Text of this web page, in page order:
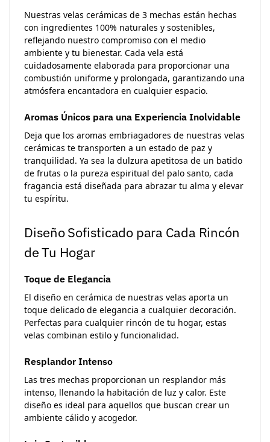
Nuestras velas cerámicas de 3 mechas están hechas
con ingredientes 100% naturales y sostenibles,
reflejando nuestro compromiso con el medio
ambiente y tu bienestar. Cada vela está
cuidadosamente elaborada para proporcionar una
combustión uniforme y prolongada, garantizando una
atmósfera encantadora en cualquier espacio.
Aromas Únicos para una Experiencia Inolvidable
Deja que los aromas embriagadores de nuestras velas
cerámicas te transporten a un estado de paz y
tranquilidad. Ya sea la dulzura apetitosa de un batido
de frutas o la pureza espiritual del palo santo, cada
fragancia está diseñada para abrazar tu alma y elevar
tu espíritu.
Diseño Sofisticado para Cada Rincón
de Tu Hogar
Toque de Elegancia
El diseño en cerámica de nuestras velas aporta un
toque delicado de elegancia a cualquier decoración.
Perfectas para cualquier rincón de tu hogar, estas
velas combinan estilo y funcionalidad.
Resplandor Intenso
Las tres mechas proporcionan un resplandor más
intenso, llenando la habitación de luz y calor. Este
diseño es ideal para aquellos que buscan crear un
ambiente cálido y acogedor.